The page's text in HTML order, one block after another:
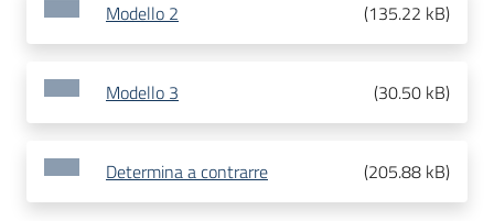
Modello 2 (135.22 kB)
Modello 3 (30.50 kB)
Determina a contrarre (205.88 kB)